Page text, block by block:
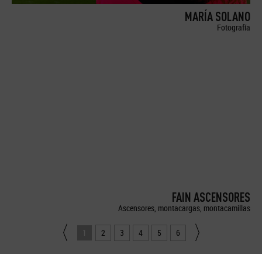
MARÍA SOLANO
Fotografía
FAIN ASCENSORES
Ascensores, montacargas, montacamillas
1 2 3 4 5 6